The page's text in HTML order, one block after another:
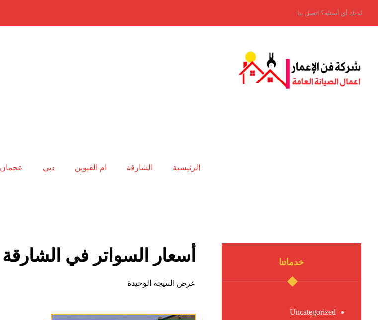
لديك أي أسئلة؟ اتصل بنا
الرئيسية الشارقة ام القيوين دبي عجمان
أسعار السواتر في الشارقة
عرض النتيجة الوحيدة
خدماتنا
Uncategorized